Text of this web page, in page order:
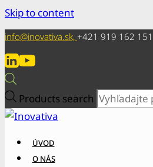
Skip to content
info@inovativa.sk, +421 919 162 151
Products search
ÚVOD
O NÁS